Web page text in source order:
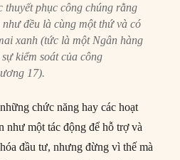
thuyết phục công chúng rằng
đều là cùng một thứ và có
xanh (tức là một Ngân hàng
kiểm soát của công
17).
chức năng hay các hoạt
như một tác động để hỗ trợ và
đầu tư, nhưng đừng vì thế mà